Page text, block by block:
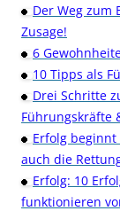
Der Weg zum
Zusage!
6
10 Tipps als
Drei Schritte
Führungskräfte
Erfolg
auch die
Erfolg: 10
funktionieren